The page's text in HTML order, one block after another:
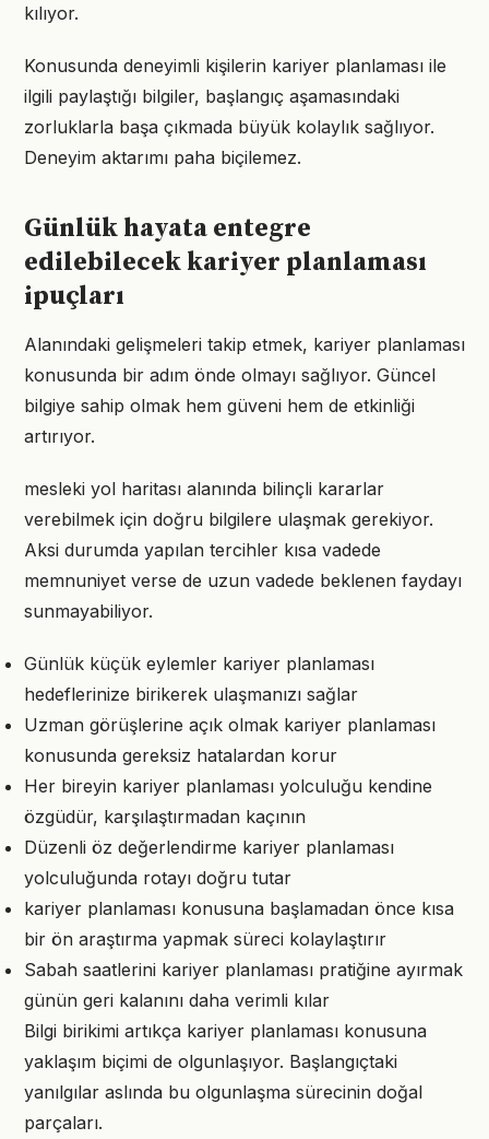
kılıyor.
Konusunda deneyimli kişilerin kariyer planlaması ile
ilgili paylaştığı bilgiler, başlangıç aşamasındaki
zorluklarla başa çıkmada büyük kolaylık sağlıyor.
Deneyim aktarımı paha biçilemez.
Günlük hayata entegre
edilebilecek kariyer planlaması
ipuçları
Alanındaki gelişmeleri takip etmek, kariyer planlaması
konusunda bir adım önde olmayı sağlıyor. Güncel
bilgiye sahip olmak hem güveni hem de etkinliği
artırıyor.
mesleki yol haritası alanında bilinçli kararlar
verebilmek için doğru bilgilere ulaşmak gerekiyor.
Aksi durumda yapılan tercihler kısa vadede
memnuniyet verse de uzun vadede beklenen faydayı
sunmayabiliyor.
Günlük küçük eylemler kariyer planlaması
hedeflerinize birikerek ulaşmanızı sağlar
Uzman görüşlerine açık olmak kariyer planlaması
konusunda gereksiz hatalardan korur
Her bireyin kariyer planlaması yolculuğu kendine
özgüdür, karşılaştırmadan kaçının
Düzenli öz değerlendirme kariyer planlaması
yolculuğunda rotayı doğru tutar
kariyer planlaması konusuna başlamadan önce kısa
bir ön araştırma yapmak süreci kolaylaştırır
Sabah saatlerini kariyer planlaması pratiğine ayırmak
günün geri kalanını daha verimli kılar
Bilgi birikimi artıkça kariyer planlaması konusuna
yaklaşım biçimi de olgunlaşıyor. Başlangıçtaki
yanılgılar aslında bu olgunlaşma sürecinin doğal
parçaları.